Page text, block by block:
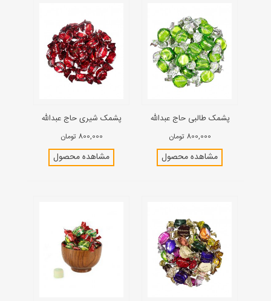
پشمک طالبی حاج عبدالله
800,000 تومان
مشاهده محصول
پشمک شیری حاج عبدالله
800,000 تومان
مشاهده محصول